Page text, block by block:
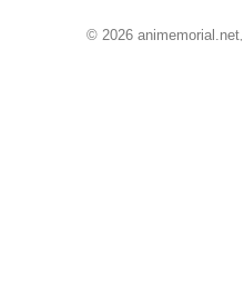
© 2026 animemorial.net